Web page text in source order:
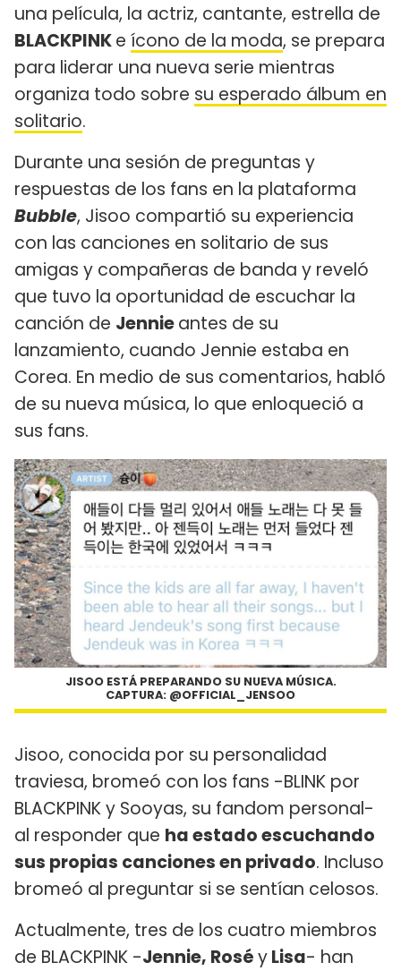
una película, la actriz, cantante, estrella de
BLACKPINKe ícono de la moda, se prepara
para liderar una nueva serie mientras
organiza todo sobre su esperado álbum en
solitario.
Durante una sesión de preguntas y
respuestas de los fans en la plataforma
Bubble, Jisoo compartió su experiencia
con las canciones en solitario de sus
amigas y compañeras de banda y reveló
que tuvo la oportunidad de escuchar la
canción de Jennieantes de su
lanzamiento, cuando Jennie estaba en
Corea. En medio de sus comentarios, habló
de su nueva música, lo que enloqueció a
sus fans.
JISOO ESTÁ PREPARANDO SU NUEVA MÚSICA.
CAPTURA: @OFFICIAL_JENSOO
Jisoo, conocida por su personalidad
traviesa, bromeó con los fans -BLINK por
BLACKPINK y Sooyas, su fandom personal-
al responder que ha estado escuchando
sus propias canciones en privado. Incluso
bromeó al preguntar si se sentían celosos.
Actualmente, tres de los cuatro miembros
de BLACKPINK -Jennie, RoséyLisa- han